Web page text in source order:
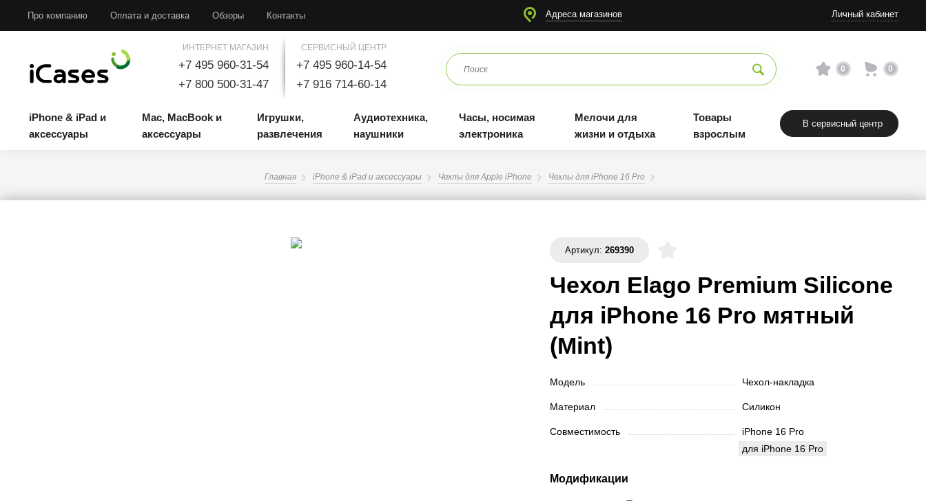
Про компанию Оплата и доставка Обзоры Контакты Адреса магазинов Личный кабинет
ИНТЕРНЕТ МАГАЗИН
+7 495 960-31-54
+7 800 500-31-47
СЕРВИСНЫЙ ЦЕНТР
+7 495 960-14-54
+7 916 714-60-14
0 0
iPhone & iPad и
аксессуары
Mac, MacBook и
аксессуары
Игрушки,
развлечения
Аудиотехника,
наушники
Часы, носимая
электроника
Мелочи для
жизни и отдыха
Товары
взрослым
В сервисный центр
Главная iPhone & iPad и аксессуары Чехлы для Apple iPhone Чехлы для iPhone 16 Pro
Артикул:269390
Чехол Elago Premium Silicone
для iPhone 16 Pro мятный
(Mint)
Модель Чехол-накладка
Материал Силикон
Совместимость
iPhone 16 Pro
для iPhone 16 Pro
Модификации